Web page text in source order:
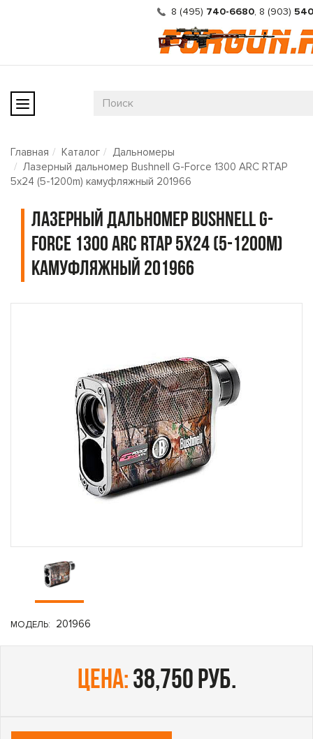
8 (495) 740-6680, 8 (903)
Главная Каталог
Дальномеры
Лазерный дальномер Bushnell G-Force 1300 ARC RTAP
5x24 (5-1200m) камуфляжный 201966
Лазерный дальномер Bushnell G-
Force 1300 ARC RTAP 5x24 (5-1200m)
камуфляжный 201966
МОДЕЛЬ: 201966
цена: 38,750 руб.